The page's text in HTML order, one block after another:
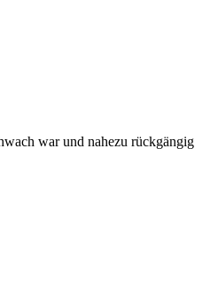
war und nahezu rückgängig